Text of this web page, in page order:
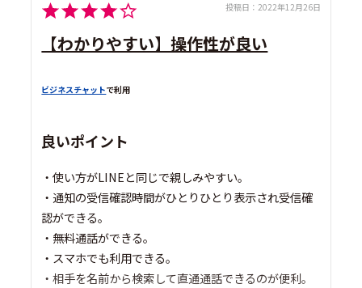
投稿日： 2022年12月26日
【わかりやすい】操作性が良い
ビジネスチャットで利用
良いポイント
・使い方がLINEと同じで親しみやすい。
・通知の受信確認時間がひとりひとり表示され受信確
認ができる。
・無料通話ができる。
・スマホでも利用できる。
・相手を名前から検索して直通通話できるのが便利。